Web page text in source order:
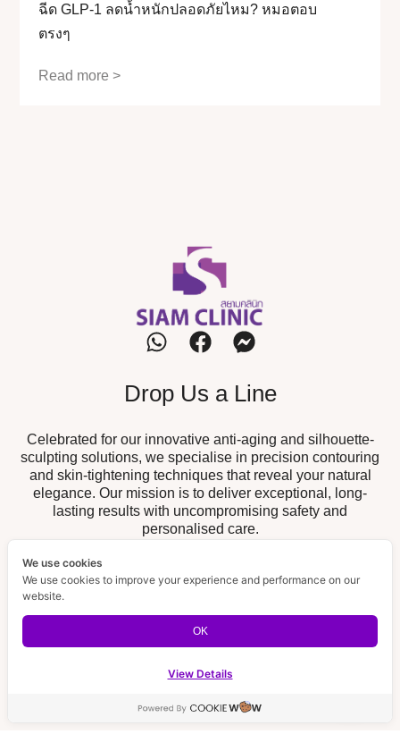
ฉีด GLP-1 ลดน้ำหนักปลอดภัยไหม? หมอตอบ
ตรงๆ
Read more >
Drop Us a Line
Celebrated for our innovative anti-aging and silhouette-
sculpting solutions, we specialise in precision contouring
and skin-tightening techniques that reveal your natural
elegance. Our mission is to deliver exceptional, long-
lasting results with uncompromising safety and
personalised care.
Our Branch
Muang, Phuket 83130
BISP Branch :189/32 Supicha Sino, Koh Kaew,
Muang, Phuket 83000
Contact us
We use cookies
We use cookies to improve your experience and performance on our
website.
OK
View Details